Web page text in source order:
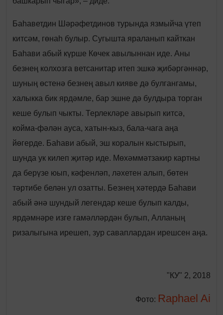
Баһаветдин Шәрәфетдинов турында язмыйча үтеп
китсәм, гөнаһ булыр. Сугышта яраланып кайткан
Баһави абый күрше Көчек авылыннан иде. Аны
безнең колхозга ветсанитар итеп эшкә җибәргәннәр,
шуның өстенә безнең авыл кияве дә булгангамы,
халыкка бик ярдәмле, бар эшне дә булдыра торган
кеше булып чыкты. Терлекләре авырып китсә,
койма-фәлән ауса, хатын-кыз, бала-чага аңа
йөгерде. Баһави абый, эш коралын кыстырып,
шунда ук килеп җитәр иде. Мөхәммәтзакир картны
да берүзе юып, кәфенләп, ләхетен алып, бөтен
тәртибе белән ул озатты. Безнең хәтердә Баһави
абый әнә шундый легендар кеше булып калды,
ярдәмнәре изге гамәлләрдән булып, Алланың
ризалыгына ирешеп, зур саваплардан ирешсен аңа.
"КУ" 2, 2018
Фото: Raphael Ai